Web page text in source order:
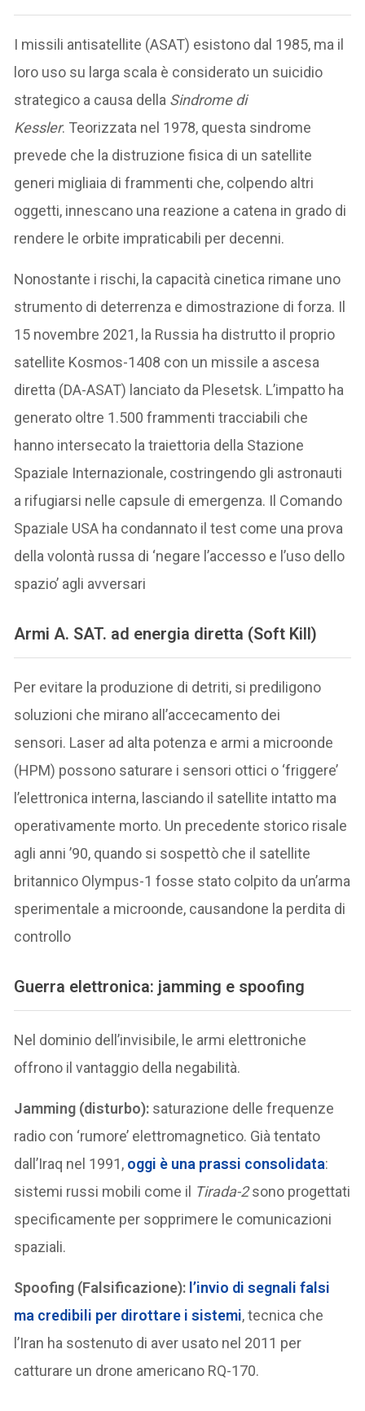
I missili antisatellite (ASAT) esistono dal 1985, ma il
loro uso su larga scala è considerato un suicidio
strategico a causa della Sindrome di
Kessler. Teorizzata nel 1978, questa sindrome
prevede che la distruzione fisica di un satellite
generi migliaia di frammenti che, colpendo altri
oggetti, innescano una reazione a catena in grado di
rendere le orbite impraticabili per decenni.
Nonostante i rischi, la capacità cinetica rimane uno
strumento di deterrenza e dimostrazione di forza. Il
15 novembre 2021, la Russia ha distrutto il proprio
satellite Kosmos-1408 con un missile a ascesa
diretta (DA-ASAT) lanciato da Plesetsk. L’impatto ha
generato oltre 1.500 frammenti tracciabili che
hanno intersecato la traiettoria della Stazione
Spaziale Internazionale, costringendo gli astronauti
a rifugiarsi nelle capsule di emergenza. Il Comando
Spaziale USA ha condannato il test come una prova
della volontà russa di ‘negare l’accesso e l’uso dello
spazio’ agli avversari
Armi A. SAT. ad energia diretta (Soft Kill)
Per evitare la produzione di detriti, si prediligono
soluzioni che mirano all’accecamento dei
sensori. Laser ad alta potenza e armi a microonde
(HPM) possono saturare i sensori ottici o ‘friggere’
l’elettronica interna, lasciando il satellite intatto ma
operativamente morto. Un precedente storico risale
agli anni ’90, quando si sospettò che il satellite
britannico Olympus-1 fosse stato colpito da un’arma
sperimentale a microonde, causandone la perdita di
controllo
Guerra elettronica: jamming e spoofing
Nel dominio dell’invisibile, le armi elettroniche
offrono il vantaggio della negabilità.
Jamming (disturbo): saturazione delle frequenze
radio con ‘rumore’ elettromagnetico. Già tentato
dall’Iraq nel 1991, oggi è una prassi consolidata:
sistemi russi mobili come il Tirada-2sono progettati
specificamente per sopprimere le comunicazioni
spaziali.
Spoofing (Falsificazione): l’invio di segnali falsi
ma credibili per dirottare i sistemi, tecnica che
l’Iran ha sostenuto di aver usato nel 2011 per
catturare un drone americano RQ-170.